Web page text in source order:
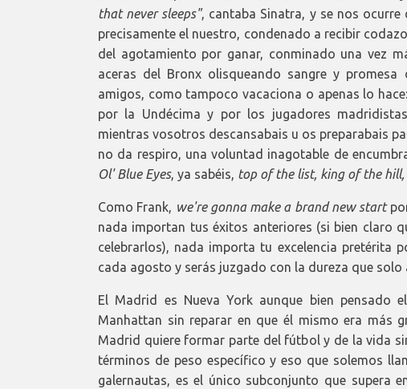
that never sleeps", cantaba Sinatra, y se nos ocurre
precisamente el nuestro, condenado a recibir
del agotamiento por ganar, conminado una vez
aceras del Bronx olisqueando sangre y
amigos, como tampoco vacaciona o apenas lo
por la Undécima y por los jugadores
mientras vosotros descansabais u os preparabais
no da respiro, una voluntad inagotable de
Ol' Blue Eyes, ya sabéis, top of the list, king of the hill,
Como Frank, we're gonna make a brand new start
nada importan tus éxitos anteriores (si bien claro
celebrarlos), nada importa tu excelencia pretérita
cada agosto y serás juzgado con la dureza que
El Madrid es Nueva York aunque bien pensado
Manhattan sin reparar en que él mismo era más
Madrid quiere formar parte del fútbol y de la vida
términos de peso específico y eso que solemos
galernautas, es el único subconjunto que supera